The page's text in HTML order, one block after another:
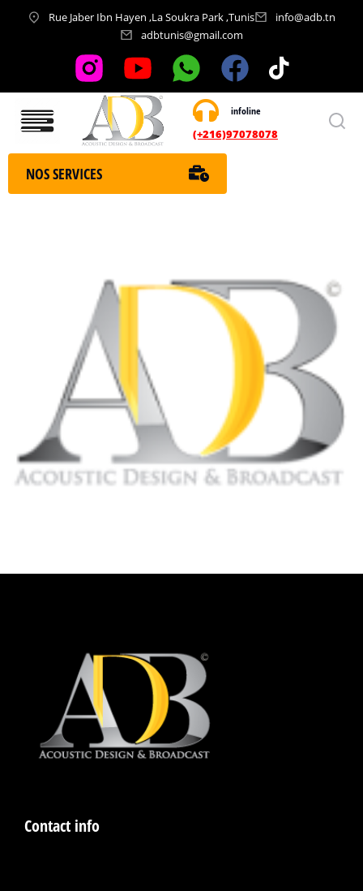
Rue Jaber Ibn Hayen ,La Soukra Park ,Tunis
info@adb.tn
adbtunis@gmail.com
infoline
(+216)97078078
Nos services
NOS SERVICES
Contact info